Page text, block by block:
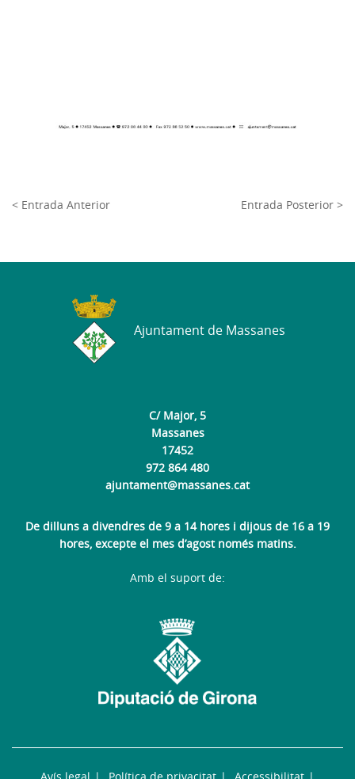
< Entrada Anterior Entrada Posterior >
C/ Major, 5
Massanes
17452
972 864 480
ajuntament@massanes.cat
De dilluns a divendres de 9 a 14 hores i dijous de 16 a 19
hores, excepte el mes d’agost només matins.
Ajuntament de Massanes
Amb el suport de: